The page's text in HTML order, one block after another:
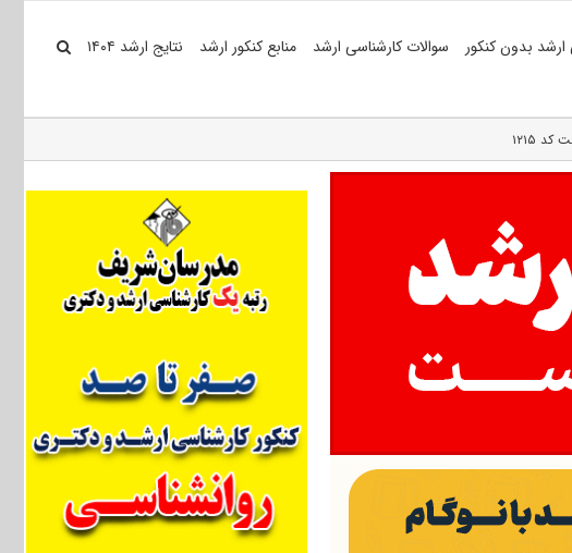
ارشد بدون کنکور سوالات کارشناسی ارشد منابع کنکور ارشد نتایج ارشد ۱۴۰۴